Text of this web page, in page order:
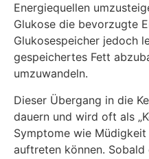
Energiequellen
Glukose die bevorzugte
Glukosespeicher jedoch
gespeichertes Fett
umzuwandeln.
Dieser Übergang in die
dauern und wird oft als
Symptome wie
auftreten können.